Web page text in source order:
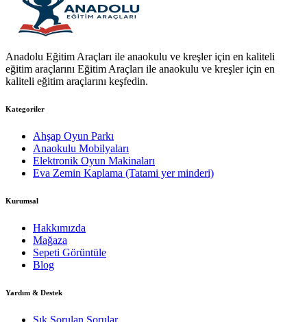
Anadolu Eğitim Araçları ile anaokulu ve kreşler için en kaliteli
eğitim araçlarını Eğitim Araçları ile anaokulu ve kreşler için en
kaliteli eğitim araçlarını keşfedin.
Kategoriler
Ahşap Oyun Parkı
Anaokulu Mobilyaları
Elektronik Oyun Makinaları
Eva Zemin Kaplama (Tatami yer minderi)
Kurumsal
Hakkımızda
Mağaza
Sepeti Görüntüle
Blog
Yardım & Destek